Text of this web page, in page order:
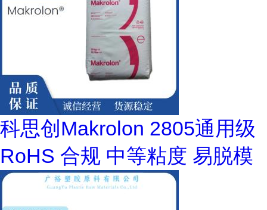
科思创Makrolon 2805通用级
RoHS 合规 中等粘度 易脱模